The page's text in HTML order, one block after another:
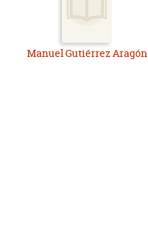
Manuel Gutiérrez Aragón